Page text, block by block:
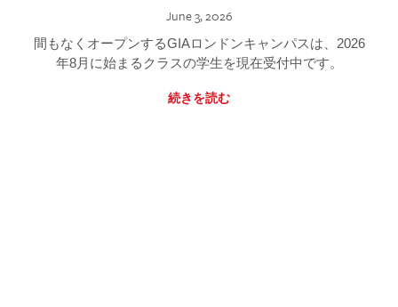
June 3, 2026
間もなくオープンするGIAロンドンキャンパスは、2026
年8月に始まるクラスの学生を現在受付中です。
続きを読む